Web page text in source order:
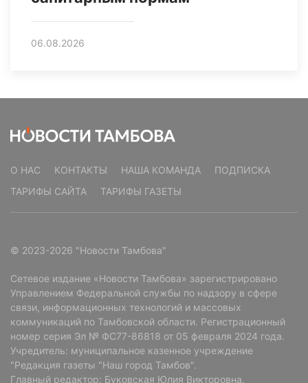
06.08.2026
О НАС КОНТАКТЫ НАША КОМАНДА
ПОДПИСКА
ТАРИФЫ САЙТА
ТАРИФЫ ГАЗЕТЫ
© 2023-2026 "Новости Тамбова"
Сетевое издание «Новости Тамбова» зарегистрировано
Управлением Федеральной службы по надзору в сфере
связи, информационных технологий и массовых
коммуникаций по Тамбовской области. Регистрационный
номер серия Эл № ФС77-86818 от 05 февраля 2024 года.
Учредитель: муниципальное казенное учреждение
"Редакция газеты "Наш город Тамбов".
Главный редактор: Буковская Юлия Викторовна.